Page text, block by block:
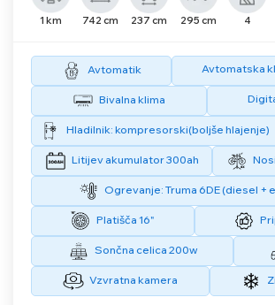
1 km 742 cm 237 cm 295 cm 4
Avtomatik Avtomatska
Bivalna klima
Hladilnik: kompresorski(boljše hlajenje)
Litijev akumulator 300ah
Ogrevanje: Truma 6DE (diesel +
Platišča 16"
Sončna celica 200w
Vzvratna kamera